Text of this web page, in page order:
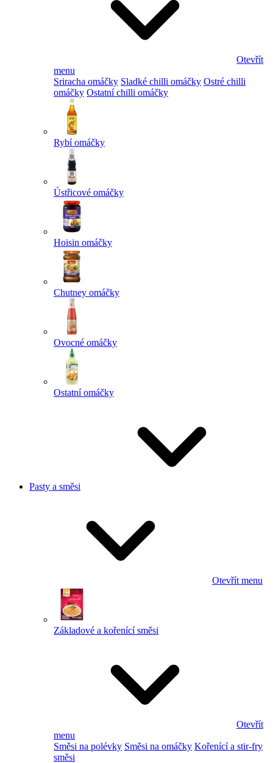
Otevřít
menu
Sriracha omáčky Sladké chilli omáčky Ostré chilli
omáčky Ostatní chilli omáčky
Rybí omáčky
Ústřicové omáčky
Hoisin omáčky
Chutney omáčky
Ovocné omáčky
Ostatní omáčky
Pasty a směsi
Otevřít menu
Základové a kořenící směsi
Otevřít
menu
Směsi na polévky Směsi na omáčky Kořenící a stir-fry
směsi